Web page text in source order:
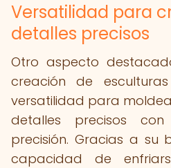
Versatilidad para
detalles precisos
Otro aspecto
creación de
versatilidad para
detalles precisos
precisión. Gracias a su
capacidad de